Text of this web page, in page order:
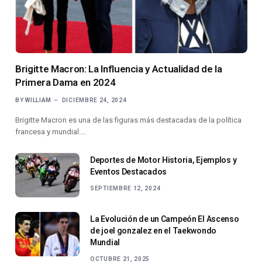
Brigitte Macron: La Influencia y Actualidad de la
Primera Dama en 2024
BY WILLIAM DICIEMBRE 24, 2024
Brigitte Macron es una de las figuras más destacadas de la política
francesa y mundial.…
Deportes de Motor Historia, Ejemplos y
Eventos Destacados
SEPTIEMBRE 12, 2024
La Evolución de un Campeón El Ascenso
de joel gonzalez en el Taekwondo
Mundial
OCTUBRE 21, 2025